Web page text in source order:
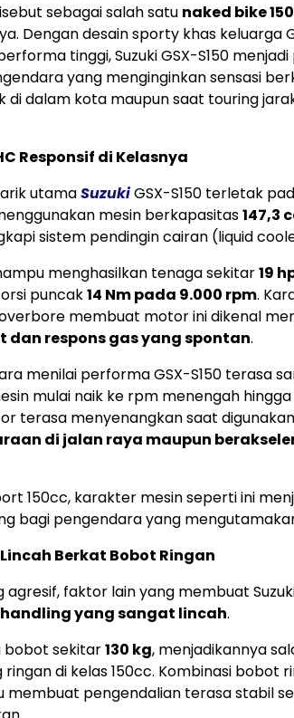
sebagai salah satu naked bike
Dengan desain sporty khas keluarga
tinggi, Suzuki GSX-S150
yang menginginkan sensasi
di dalam kota maupun saat touring
Responsif di Kelasnya
utamaSuzukiGSX-S150 terletak
mesin berkapasitas147,3
sistem pendingin cairan (liquid
menghasilkan tenaga sekitar19
puncak14 Nm pada 9.000 rpm.
membuat motor ini dikenal
dan respons gas yang spontan.
menilai performa GSX-S150 terasa
mulai naik ke rpm menengah hingga
terasa menyenangkan saat
di jalan raya maupun
150cc, karakter mesin seperti ini
bagi pengendara yang
Berkat Bobot Ringan
agresif, faktor lain yang membuat
handling yang sangat lincah.
bobot sekitar130 kg, menjadikannya
di kelas 150cc. Kombinasi bobot
membuat pengendalian terasa stabil